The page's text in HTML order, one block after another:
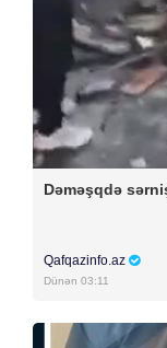
Dəməşqdə
Qafqazinfo.az
Dünən 03:11